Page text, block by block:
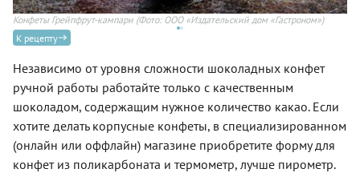
Конфеты Грейпфрут-кампари (Фото: ООО «Издательский дом «Гастроном»)
К рецепту
Независимо от уровня сложности шоколадных конфет
ручной работы работайте только с качественным
шоколадом, содержащим нужное количество какао. Если
хотите делать корпусные конфеты, в специализированном
(онлайн или оффлайн) магазине приобретите форму для
конфет из поликарбоната и термометр, лучше пирометр.